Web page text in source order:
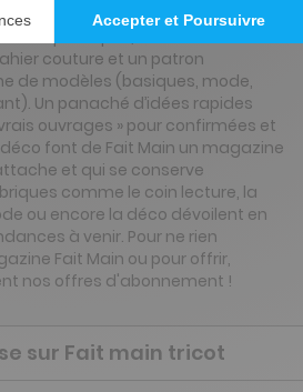
nombreux ouvrages à faire soi-
couture et un patron
de modèles (basiques, mode,
Un panaché d’idées rapides
ouvrages » pour confirmées et
font de Fait Main un magazine
et qui se conserve
comme le coin lecture, la
ou encore la déco dévoilent en
à venir. Pour ne rien
Fait Main ou pour offrir,
nos offres d'abonnement !
sur Fait main tricot